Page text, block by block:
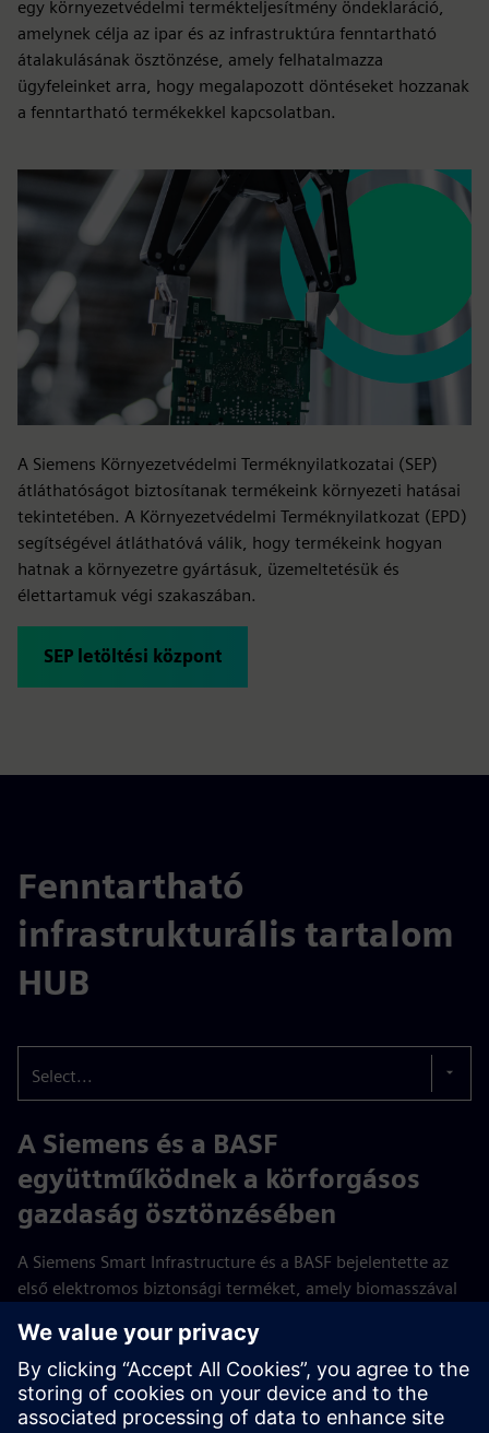
egy környezetvédelmi termékteljesítmény öndeklaráció,
amelynek célja az ipar és az infrastruktúra fenntartható
átalakulásának ösztönzése, amely felhatalmazza
ügyfeleinket arra, hogy megalapozott döntéseket hozzanak
a fenntartható termékekkel kapcsolatban.
A Siemens Környezetvédelmi Terméknyilatkozatai (SEP)
átláthatóságot biztosítanak termékeink környezeti hatásai
tekintetében. A Környezetvédelmi Terméknyilatkozat (EPD)
segítségével átláthatóvá válik, hogy termékeink hogyan
hatnak a környezetre gyártásuk, üzemeltetésük és
élettartamuk végi szakaszában.
SEP letöltési központ
Fenntartható
infrastrukturális tartalom
HUB
Select...
A Siemens és a BASF
együttműködnek a körforgásos
gazdaság ösztönzésében
A Siemens Smart Infrastructure és a BASF bejelentette az
első elektromos biztonsági terméket, amely biomasszával
tartalmaz.
Olvass tovább
A Siemens és a DOMO Chemicals